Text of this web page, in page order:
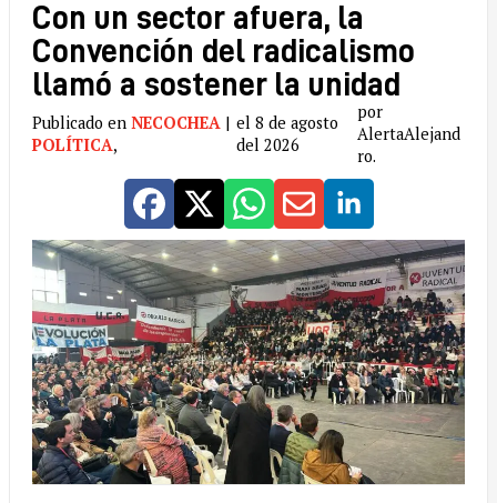
Con un sector afuera, la
Convención del radicalismo
llamó a sostener la unidad
Publicado en NECOCHEA |
POLÍTICA,
el 8 de agosto
del 2026
por
AlertaAlejand
ro.